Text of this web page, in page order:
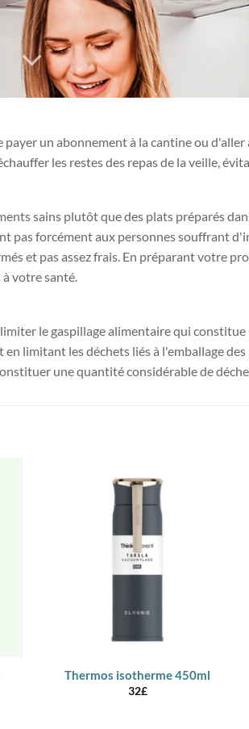
un abonnement à la cantine ou
les restes des repas de la veille,
sains plutôt que des plats préparés
pas forcément aux personnes souffrant
et pas assez frais. En préparant votre
votre santé.
le gaspillage alimentaire qui constitue
limitant les déchets liés à l'emballage
une quantité considérable de
Thermos isotherme 450ml
32£